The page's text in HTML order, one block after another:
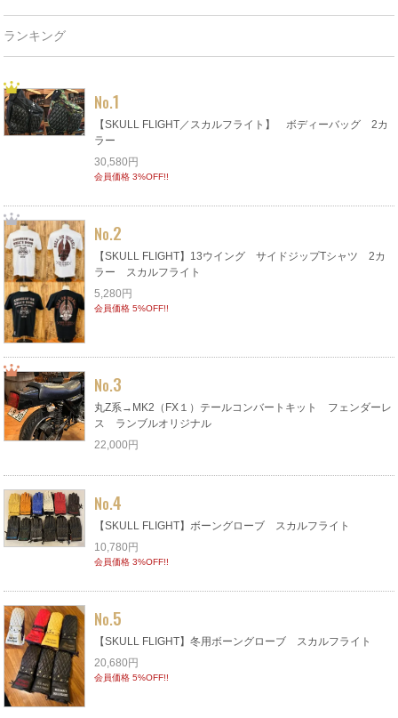
ランキング
No.1
【SKULL FLIGHT／スカルフライト】 ボディーバッグ 2カ
ラー
30,580円
会員価格 3%OFF!!
No.2
【SKULL FLIGHT】13ウイング サイドジップTシャツ 2カ
ラー スカルフライト
5,280円
会員価格 5%OFF!!
No.3
丸Z系→MK2（FX１）テールコンバートキット フェンダーレ
ス ランブルオリジナル
22,000円
No.4
【SKULL FLIGHT】ボーングローブ スカルフライト
10,780円
会員価格 3%OFF!!
No.5
【SKULL FLIGHT】冬用ボーングローブ スカルフライト
20,680円
会員価格 5%OFF!!